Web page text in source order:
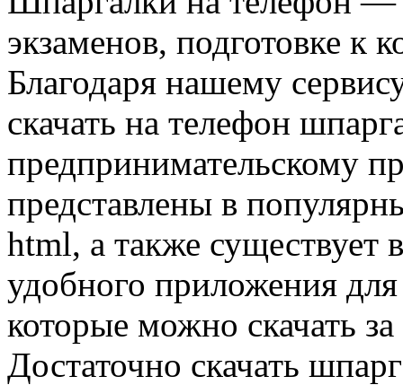
экзаменов, подготовке к
Благодаря нашему
скачать на телефон
предпринимательскому
представлены в
html, а также существует
удобного приложения
которые можно скачать
Достаточно скачать